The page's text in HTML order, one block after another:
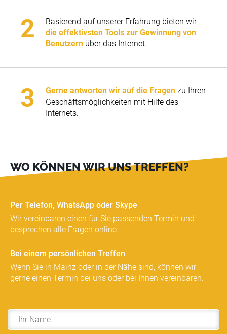
Basierend auf unserer Erfahrung bieten wir
die effektivsten Tools zur Gewinnung von
Benutzern über das Internet.
Gerne antworten wir auf die Fragen zu Ihren
Geschäftsmöglichkeiten mit Hilfe des
Internets.
WO KÖNNEN WIR UNS TREFFEN?
Per Telefon, WhatsApp oder Skype
Wir vereinbaren einen für Sie passenden Termin und
besprechen alle Fragen online.
Bei einem persönlichen Treffen
Wenn Sie in Mainz oder in der Nähe sind, können wir
gerne einen Termin bei uns oder bei Ihnen vereinbaren.